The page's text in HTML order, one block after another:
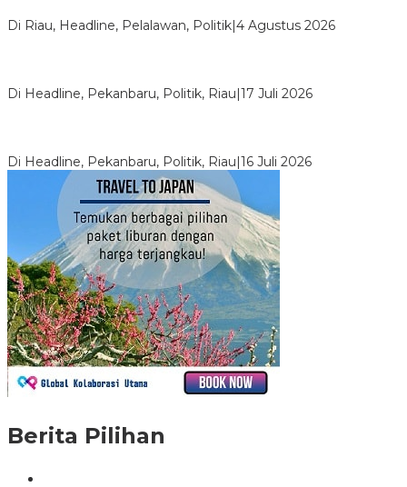
Di Riau, Headline, Pelalawan, Politik 4 Agustus 2026
Di Headline, Pekanbaru, Politik, Riau 17 Juli 2026
Di Headline, Pekanbaru, Politik, Riau 16 Juli 2026
Berita Pilihan